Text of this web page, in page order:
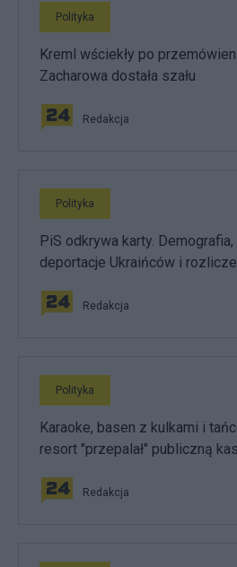
Polityka
Kreml wściekły po
Zacharowa dostała szału
Redakcja
Polityka
PiS odkrywa karty.
deportacje Ukraińców i
Redakcja
Polityka
Karaoke, basen z kulkami i
resort "przepalał" publiczną
Redakcja